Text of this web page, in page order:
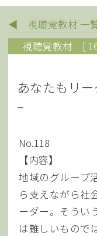
◀ 視聴覚教材 一
視聴覚教材
[
あなたもリ
–
No.118
【内容】
地域のグループ
ら支えながら社
ーダー。そうい
は難しいもので